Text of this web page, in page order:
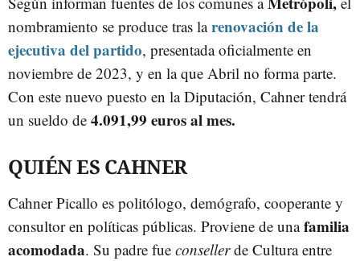
nombramiento se produce tras larenovación de la
ejecutiva del partido, presentada oficialmente en
noviembre de 2023, y en la que Abril no forma parte.
Con este nuevo puesto en la Diputación, Cahner tendrá
un sueldo de 4.091,99 euros al mes.
QUIÉN ES CAHNER
Cahner Picallo es politólogo, demógrafo, cooperante y
consultor en políticas públicas. Proviene de unafamilia
acomodada. Su padre fue consellerde Cultura entre